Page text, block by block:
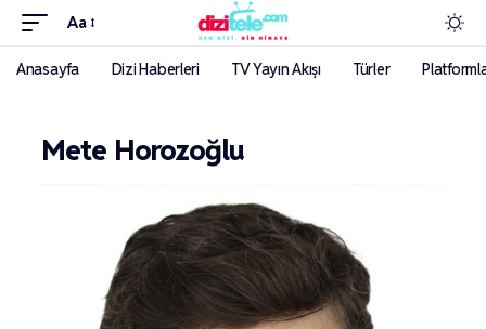
Aa
Anasayfa Dizi Haberleri TV Yayın Akışı Türler
Mete Horozoğlu